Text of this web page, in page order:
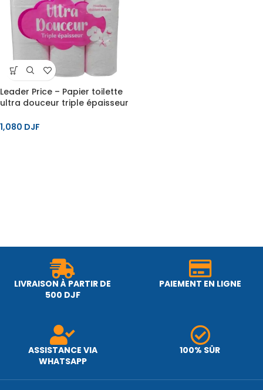
Leader Price – Papier toilette
ultra douceur triple épaisseur
rouleaux
1,080 DJF
LIVRAISON À PARTIR DE
500 DJF
PAIEMENT EN LIGNE
ASSISTANCE VIA
WHATSAPP
100% SÛR